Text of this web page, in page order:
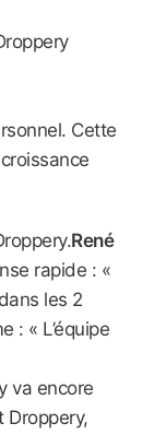
Cette
René
rapide : «
les 2
: « L’équipe
va encore
Droppery,